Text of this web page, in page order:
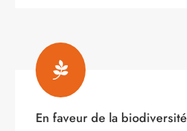

En faveur de la biodiversité